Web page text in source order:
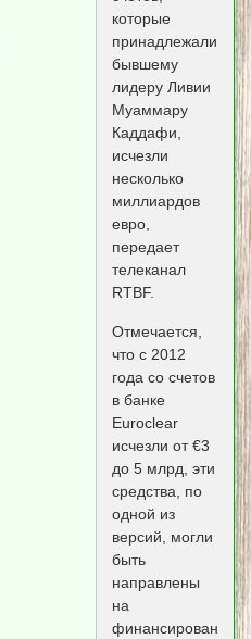
которые
принадлежали
бывшему
лидеру Ливии
Муаммару
Каддафи,
исчезли
несколько
миллиардов
евро,
передает
телеканал
RTBF.
Отмечается,
что с 2012
года со счетов
в банке
Euroclear
исчезли от €3
до 5 млрд, эти
средства, по
одной из
версий, могли
быть
направлены
на
финансирование